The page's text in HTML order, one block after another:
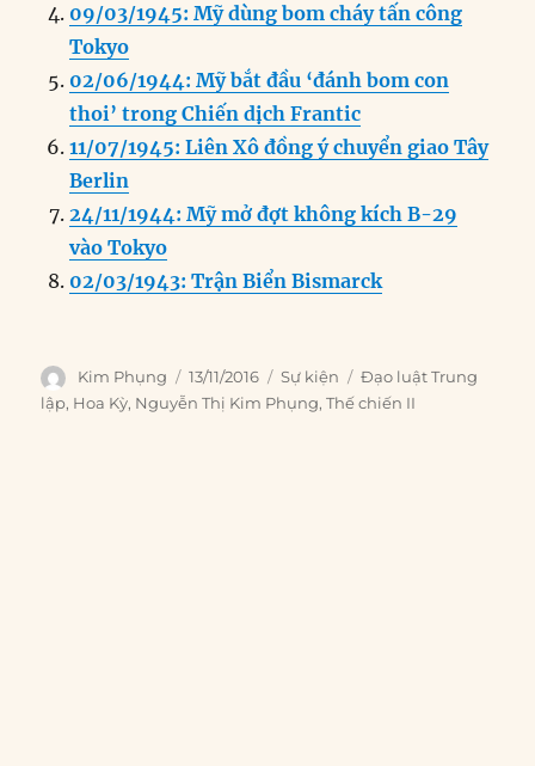
09/03/1945: Mỹ dùng bom cháy tấn công
Tokyo
02/06/1944: Mỹ bắt đầu ‘đánh bom con
thoi’ trong Chiến dịch Frantic
11/07/1945: Liên Xô đồng ý chuyển giao Tây
Berlin
24/11/1944: Mỹ mở đợt không kích B-29
vào Tokyo
02/03/1943: Trận Biển Bismarck
Author
Kim Phụng
Posted
on
13/11/2016 Categories
Sự kiện Tags
Đạo luật Trung
lập, Hoa Kỳ, Nguyễn Thị Kim Phụng,Thế chiến II